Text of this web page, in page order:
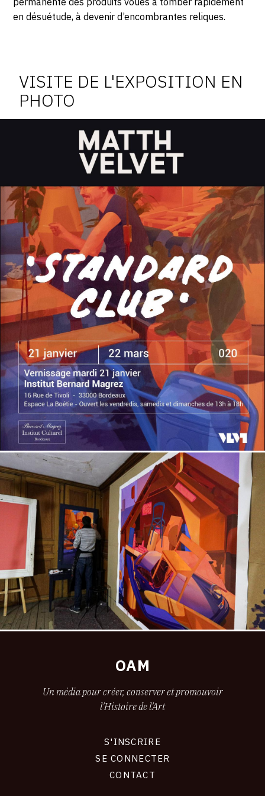
en désuétude, à devenir d’encombrantes reliques.
l'exposition
VISITE DE L'EXPOSITION EN
PHOTO
OAM
Un média pour créer, conserver et promouvoir
l'Histoire de l'Art
S'INSCRIRE
SE CONNECTER
CONTACT